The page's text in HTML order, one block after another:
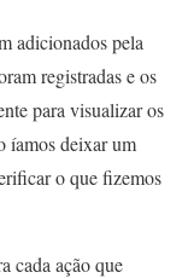
adicionados pela
registradas e os
para visualizar os
íamos deixar um
o que fizemos
cada ação que